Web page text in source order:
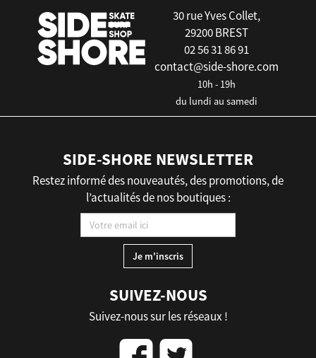
30 rue Yves Collet,
29200 BREST
02 56 31 86 91
contact@side-shore.com
10h - 19h
du lundi au samedi
SIDE-SHORE NEWSLETTER
Restez informé des nouveautés, des promotions, de
l’actualités de nos boutiques :
SUIVEZ-NOUS
Suivez-nous sur les réseaux !